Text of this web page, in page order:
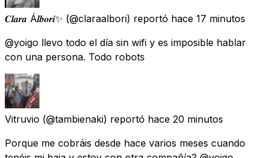
𝑪𝒍𝒂𝒓𝒂 Á𝒍𝒃𝒐𝒓𝒊✨ (@claraalbori) reportó hace 17 minutos
@yoigo llevo todo el día sin wifi y es imposible hablar
con una persona. Todo robots
Vitruvio (@tambienaki) reportó hace 20 minutos
Porque me cobráis desde hace varios meses cuando